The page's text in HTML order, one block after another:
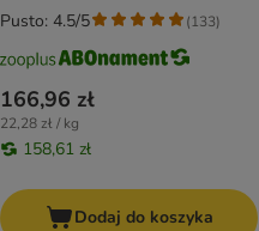
166,96 zł
22,28 zł / kg
158,61 zł
Pusto: 4.5/5 (133)
Dodaj do koszyka